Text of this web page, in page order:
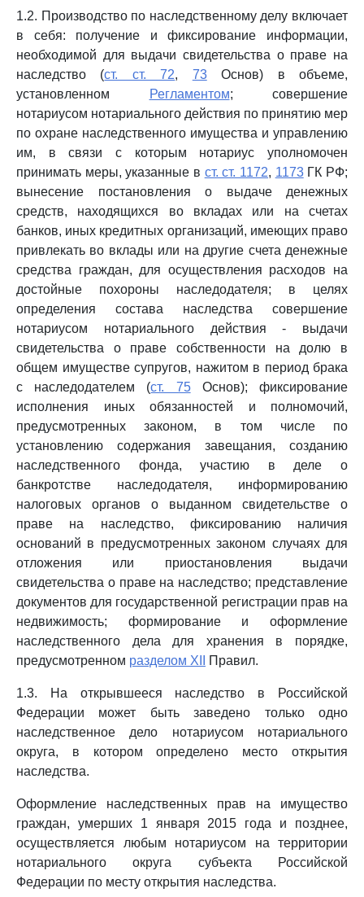
1.2. Производство по наследственному делу включает
в себя: получение и фиксирование информации,
необходимой для выдачи свидетельства о праве на
наследство (ст. ст. 72, 73Основ) в объеме,
установленном
Регламентом; совершение
нотариусом нотариального действия по принятию мер
по охране наследственного имущества и управлению
им, в связи с которым нотариус уполномочен
принимать меры, указанные в ст. ст. 1172, 1173ГК РФ;
вынесение постановления о выдаче денежных
средств, находящихся во вкладах или на счетах
банков, иных кредитных организаций, имеющих право
привлекать во вклады или на другие счета денежные
средства граждан, для осуществления расходов на
достойные похороны наследодателя; в целях
определения состава наследства совершение
нотариусом нотариального действия - выдачи
свидетельства о праве собственности на долю в
общем имуществе супругов, нажитом в период брака
с наследодателем (ст. 75Основ); фиксирование
исполнения иных обязанностей и полномочий,
предусмотренных законом, в том числе по
установлению содержания завещания, созданию
наследственного фонда, участию в деле о
банкротстве наследодателя, информированию
налоговых органов о выданном свидетельстве о
праве на наследство, фиксированию наличия
оснований в предусмотренных законом случаях для
отложения или приостановления выдачи
свидетельства о праве на наследство; представление
документов для государственной регистрации прав на
недвижимость; формирование и оформление
наследственного дела для хранения в порядке,
предусмотренном разделом XII Правил.
1.3. На открывшееся наследство в Российской
Федерации может быть заведено только одно
наследственное дело нотариусом нотариального
округа, в котором определено место открытия
наследства.
Оформление наследственных прав на имущество
граждан, умерших 1 января 2015 года и позднее,
осуществляется любым нотариусом на территории
нотариального округа субъекта Российской
Федерации по месту открытия наследства.